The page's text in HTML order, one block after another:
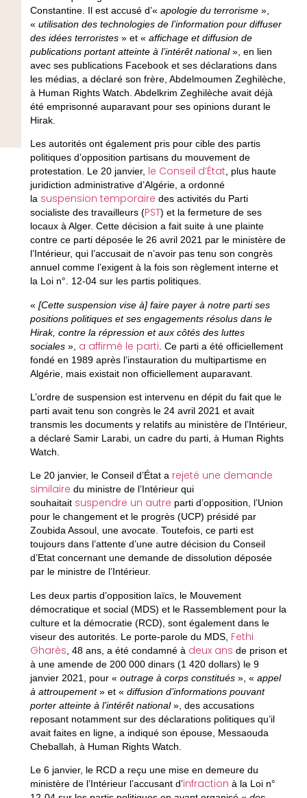
Constantine. Il est accusé d’« apologie du terrorisme »,
« utilisation des technologies de l’information pour diffuser
des idées terroristes » et « affichage et diffusion de
publications portant atteinte à l’intérêt national», en lien
avec ses publications Facebook et ses déclarations dans
les médias, a déclaré son frère, Abdelmoumen Zeghilèche,
à Human Rights Watch. Abdelkrim Zeghilèche avait déjà
été emprisonné auparavant pour ses opinions durant le
Hirak.
Les autorités ont également pris pour cible des partis
politiques d’opposition partisans du mouvement de
protestation. Le 20 janvier, le Conseil d’État , plus haute
juridiction administrative d’Algérie, a ordonné
la suspension temporaire des activités du Parti
socialiste des travailleurs (PST) et la fermeture de ses
locaux à Alger. Cette décision a fait suite à une plainte
contre ce parti déposée le 26 avril 2021 par le ministère de
l’Intérieur, qui l’accusait de n’avoir pas tenu son congrès
annuel comme l’exigent à la fois son règlement interne et
la Loi n°. 12-04 sur les partis politiques.
« [Cette suspension vise à] faire payer à notre parti ses
positions politiques et ses engagements résolus dans le
Hirak, contre la répression et aux côtés des luttes
sociales », a affirmé le parti . Ce parti a été officiellement
fondé en 1989 après l’instauration du multipartisme en
Algérie, mais existait non officiellement auparavant.
L’ordre de suspension est intervenu en dépit du fait que le
parti avait tenu son congrès le 24 avril 2021 et avait
transmis les documents y relatifs au ministère de l’Intérieur,
a déclaré Samir Larabi, un cadre du parti, à Human Rights
Watch.
Le 20 janvier, le Conseil d’État a rejeté une demande
similaire du ministre de l’Intérieur qui
souhaitait suspendre un autre parti d’opposition, l’Union
pour le changement et le progrès (UCP) présidé par
Zoubida Assoul, une avocate. Toutefois, ce parti est
toujours dans l’attente d’une autre décision du Conseil
d’Etat concernant une demande de dissolution déposée
par le ministre de l’Intérieur.
Les deux partis d’opposition laïcs, le Mouvement
démocratique et social (MDS) et le Rassemblement pour la
culture et la démocratie (RCD), sont également dans le
viseur des autorités. Le porte-parole du MDS, Fethi
Gharès , 48 ans, a été condamné à deux ans de prison et
à une amende de 200 000 dinars (1 420 dollars) le 9
janvier 2021, pour « outrage à corps constitués », « appel
à attroupement» et « diffusion d’informations pouvant
porter atteinte à l’intérêt national», des accusations
reposant notamment sur des déclarations politiques qu’il
avait faites en ligne, a indiqué son épouse, Messaouda
Cheballah, à Human Rights Watch.
Le 6 janvier, le RCD a reçu une mise en demeure du
ministère de l’Intérieur l’accusant d’infraction à la Loi n°